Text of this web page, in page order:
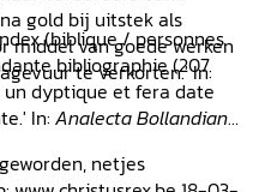
gold bij uitstek als
middel van goede werken
te verkorten.' In:
(biblique / personnes
bibliographie (207
un dyptique et fera date
In: Analecta Bollandiana
netjes